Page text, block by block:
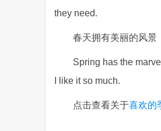
they need.
春天拥有美丽的风景
Spring has the
I like it so much.
点击查看关于喜欢的